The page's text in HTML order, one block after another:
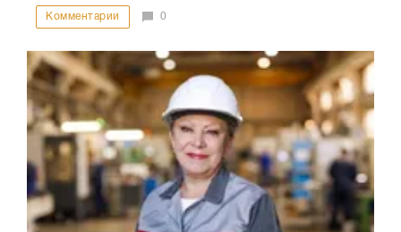
Комментарии 0